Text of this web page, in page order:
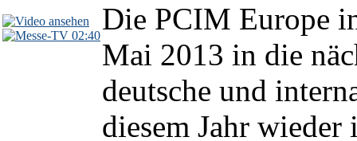
02:40Die PCIM Europe
Mai 2013 in die
deutsche und
diesem Jahr